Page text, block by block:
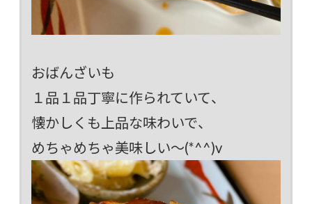
おばんざいも
１品１品丁寧に作られていて、
懐かしくも上品な味わいで、
めちゃめちゃ美味しい～(*^^)v